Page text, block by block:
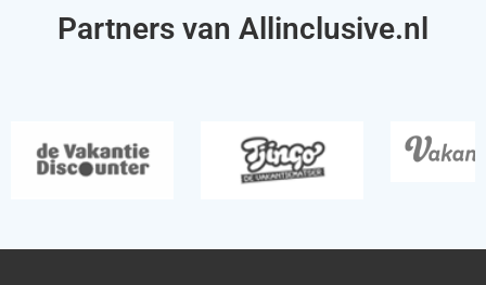
Partners van Allinclusive.nl